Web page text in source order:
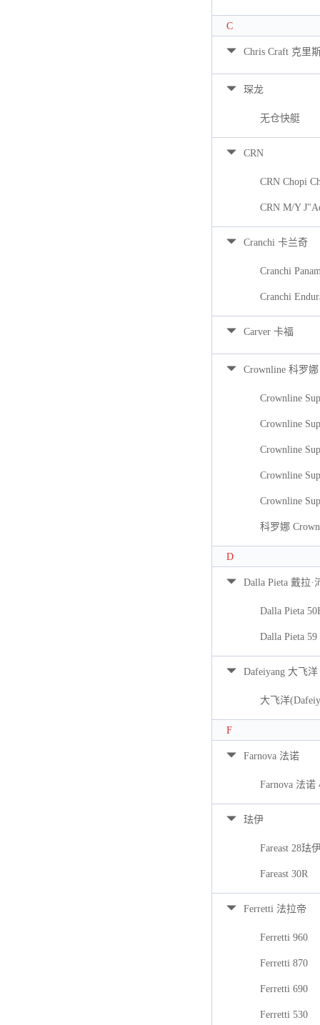
C
Chris Craft 克里
琛龙
无仓快艇
CRN
CRN Chopi
CRN M/Y
Cranchi 卡兰奇
Cranchi
Cranchi
Carver 卡福
Crownline 科罗娜
Crownline
Crownline
Crownline
Crownline
Crownline
科罗娜
D
Dalla Pieta 戴拉·
Dalla Pieta
Dalla Pieta 59
Dafeiyang 大飞洋
大飞洋
F
Farnova 法诺
Farnova 法诺
珐伊
Fareast 28珐
Fareast 30R
Ferretti 法拉帝
Ferretti 960
Ferretti 870
Ferretti 690
Ferretti 530